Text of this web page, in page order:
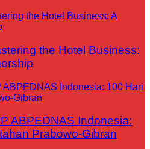
the Hotel Business:
ABPEDNAS Indonesia:
Prabowo-Gibran